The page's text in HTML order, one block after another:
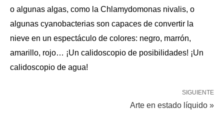
o algunas algas, como la Chlamydomonas nivalis, o
algunas cyanobacterias son capaces de convertir la
nieve en un espectáculo de colores: negro, marrón,
amarillo, rojo… ¡Un calidoscopio de posibilidades! ¡Un
calidoscopio de agua!
SIGUIENTE
Arte en estado líquido »